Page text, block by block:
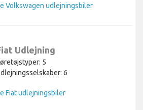
Volkswagen udlejningsbiler
Udlejning
5
6
Fiat udlejningsbiler